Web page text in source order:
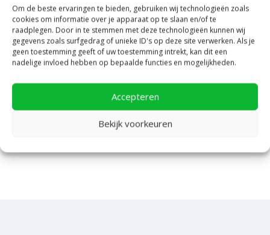
Om de beste ervaringen te bieden, gebruiken wij technologieën zoals
cookies om informatie over je apparaat op te slaan en/of te
raadplegen. Door in te stemmen met deze technologieën kunnen wij
gegevens zoals surfgedrag of unieke ID's op deze site verwerken. Als je
geen toestemming geeft of uw toestemming intrekt, kan dit een
nadelige invloed hebben op bepaalde functies en mogelijkheden.
Accepteren
Bekijk voorkeuren
inspiratie binnen én buiten!
Laat je inspireren in ons 2.500 m² experience centre,
binnen én buiten. Hier ontdek je de nieuwste
bestratingstrends, zie je materialen in het echt en krijg
Bekijk Showpresentatie